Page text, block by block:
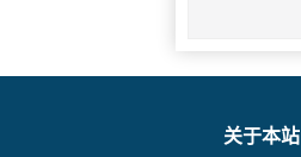
关于本站